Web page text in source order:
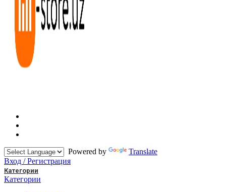
Powered by
Translate
Вход / Регистрация
Категории
Категории